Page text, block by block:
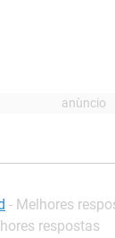
- Melhores
respostas